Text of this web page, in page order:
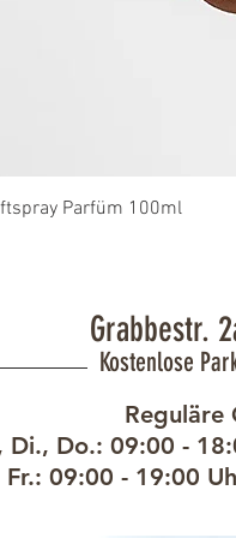
Parfüm 100ml
Grabbestr.
Kostenlose
Reguläre
Di., Do.: 09:00 -
Fr.: 09:00 - 19:00